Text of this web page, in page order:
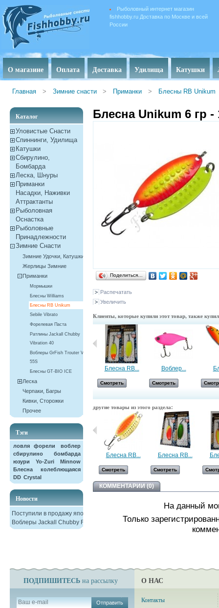
Рыболовный интернет магазин
fishhobby.ru Доставка по Москве и всей
России
О магазине Оплата Доставка Удилища Катушки
Главная > Зимние снасти > Приманки > Блесны RB Unikum
Каталог
Уловистые Снасти
Спиннинги, Удилища
Катушки
Сбирулино,
Бомбарда
Леска, Шнуры
Приманки
Насадки, Наживки
Aттрактанты
Рыболовная
Оснастка
Рыболовные
Принадлежности
Зимние Снасти
Зимние Удочки, Катушки
Жерлицы Зимние
Приманки
Мормышки
Блесны Williams
Блесны RB Unikum
Sebile Vibrato
Форелевая Паста
Ратлины Jackall Chubby
Vibration 40
Воблеры GrFish Trouter VIB
55S
Блесны GT-BIO ICE
Леска
Черпаки, Багры
Кивки, Сторожки
Прочее
Тэги
ловля форели
воблер
сбирулино
бомбарда
юзури
Yo-Zuri
Minnow
Блесна колеблющаяся
DD Crystal
Новости
Поступили в продажу японские
Воблеры Jackall Chubby F38
Блесна Unikum 6 гр -
Поделиться…
Распечатать
Увеличить
Клиенты, которые купили этот товар, также
Блесна... Блесна RB...
Смотреть
Воблер...
Смотреть
другие товары из этого раздела:
Блесна RB...
Смотреть
Блесна RB...
Смотреть
КОММЕНТАРИИ (0)
На данный
Только
ПОДПИШИТЕСЬ на рассылку
Отправить
О НАС
Контакты